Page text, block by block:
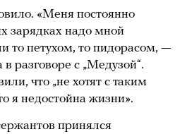
«Меня постоянно
зарядках надо мной
то петухом, то пидорасом, —
разговоре с „Медузой“.
что „не хотят с таким
я недостойна жизни».
принялся